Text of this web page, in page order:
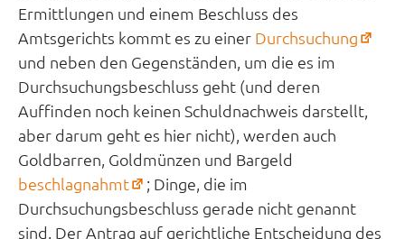
Tab)
Ermittlungen und einem Beschluss des
Amtsgerichts kommt es zu einer Durchsuchung
und neben den Gegenständen, um die es im
Durchsuchungsbeschluss geht (und deren
Auffinden noch keinen Schuldnachweis darstellt,
aber darum geht es hier nicht), werden auch
Goldbarren, Goldmünzen und Bargeld
beschlagnahmt
(öffnet
in
neuem
; Dinge, die im
Durchsuchungsbeschluss gerade nicht genannt
sind. Der Antrag auf gerichtliche Entscheidung des